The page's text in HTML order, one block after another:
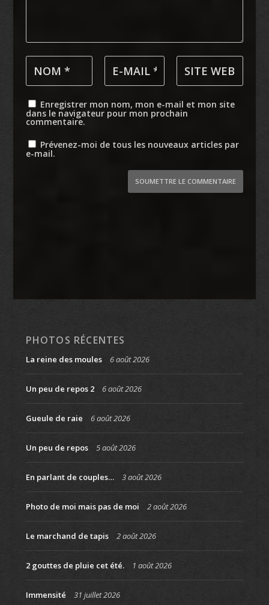
Enregistrer mon nom, mon e-mail et mon site
dans le navigateur pour mon prochain
commentaire.
Prévenez-moi de tous les nouveaux articles par
e-mail.
SOUMETTRE LE COMMENTAIRE
PHOTOS RÉCENTES
La reine des moules 6 août 2026
Un peu de repos 2 6 août 2026
Gueule de raie 6 août 2026
Un peu de repos 5 août 2026
En parlant de couples… 3 août 2026
Photo de moi mais pas de moi 2 août 2026
Le marchand de tapis 2 août 2026
2 gouttes de pluie cet été. 1 août 2026
Immensité 31 juillet 2026